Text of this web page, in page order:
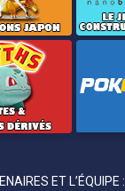
ET L’ÉQUIPE :